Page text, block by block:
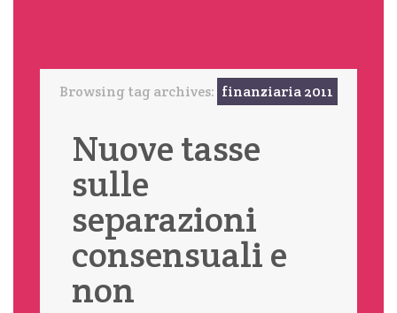
Browsing tag archives: finanziaria 2011
Nuove tasse
sulle
separazioni
consensuali e
non